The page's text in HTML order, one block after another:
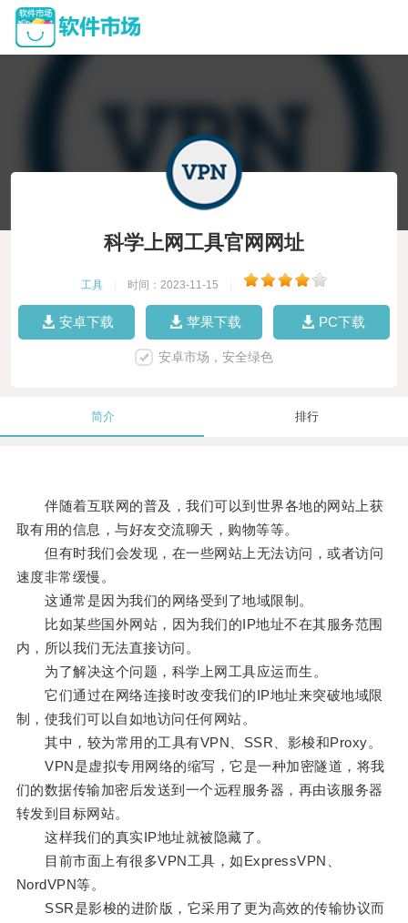
科学上网工具官网网址
工具 时间：2023-11-15
安卓下载 苹果下载 PC下载
安卓市场，安全绿色
简介 排行
伴随着互联网的普及，我们可以到世界各地的网站上获
取有用的信息，与好友交流聊天，购物等等。
但有时我们会发现，在一些网站上无法访问，或者访问
速度非常缓慢。
这通常是因为我们的网络受到了地域限制。
比如某些国外网站，因为我们的IP地址不在其服务范围
内，所以我们无法直接访问。
为了解决这个问题，科学上网工具应运而生。
它们通过在网络连接时改变我们的IP地址来突破地域限
制，使我们可以自如地访问任何网站。
其中，较为常用的工具有VPN、SSR、影梭和Proxy。
VPN是虚拟专用网络的缩写，它是一种加密隧道，将我
们的数据传输加密后发送到一个远程服务器，再由该服务器
转发到目标网站。
这样我们的真实IP地址就被隐藏了。
目前市面上有很多VPN工具，如ExpressVPN、
NordVPN等。
SSR是影梭的进阶版，它采用了更为高效的传输协议而